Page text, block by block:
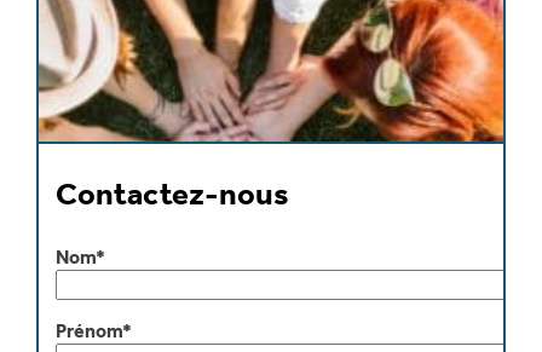
Contactez-nous
Nom*
Prénom*